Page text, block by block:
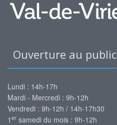
Ouverture au public
Lundi : 14h-17h
Mardi - Mercredi : 9h-12h
Vendredi : 9h-12h / 14h-17h30
1 er samedi du mois : 9h-12h